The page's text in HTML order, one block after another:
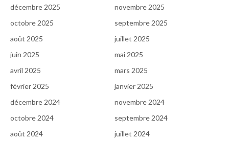
décembre 2025
novembre 2025
octobre 2025
septembre 2025
août 2025
juillet 2025
juin 2025
mai 2025
avril 2025
mars 2025
février 2025
janvier 2025
décembre 2024
novembre 2024
octobre 2024
septembre 2024
août 2024
juillet 2024